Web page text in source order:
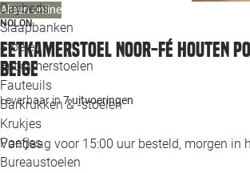
Daybeds
Slaapbanken
Stoelen
Eetkamerstoelen
Fauteuils
Barkrukken & -stoelen
Krukjes
Poefjes
Bureaustoelen
Alleen online
NOLON
Eetkamerstoel Noor-Fé houten
beige
Leverbaar in7 uitvoeringen
Vandaag voor 15:00 uur besteld, morgen in